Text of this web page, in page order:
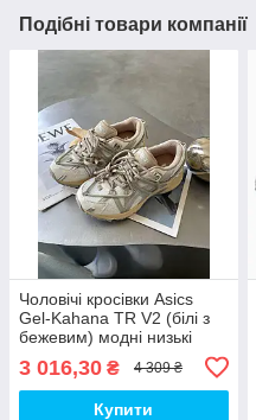
Подібні товари компанії
Чоловічі кросівки Asics
Gel-Kahana TR V2 (білі з
бежевим) модні низькі
кросівки OS0072 Асікс топ
3 016,30 ₴ 4 309 ₴
Купити